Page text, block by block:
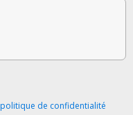
politique de confidentialité